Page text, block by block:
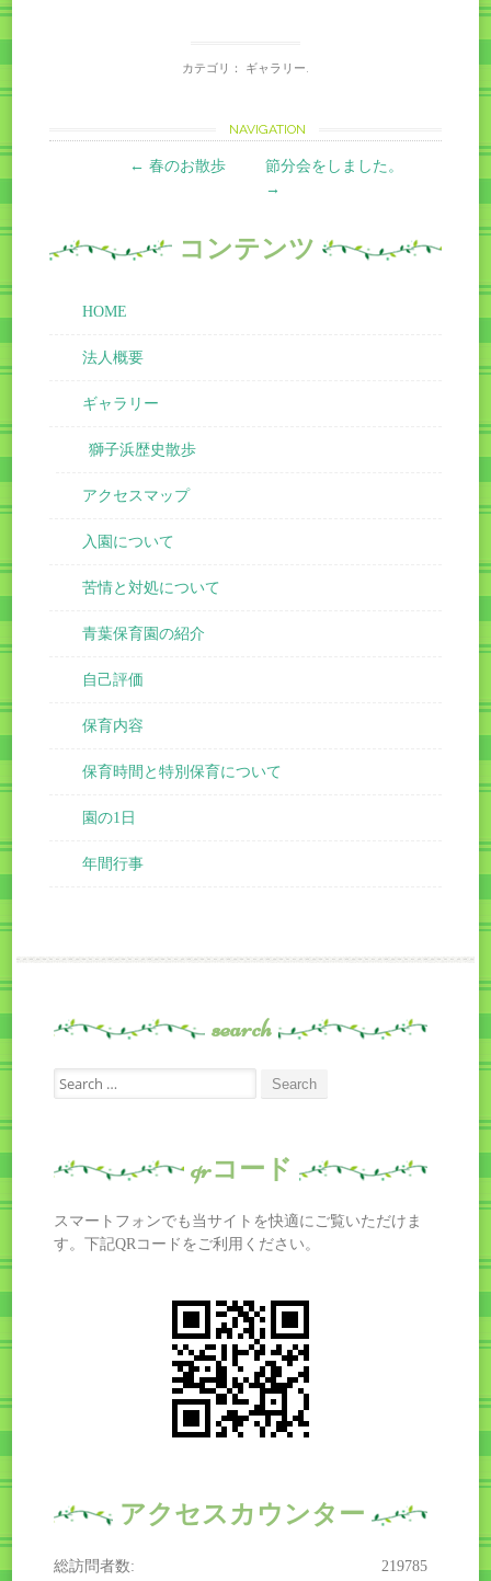
カテゴリ： ギャラリー
Post
navigation
NAVIGATION
← 春のお散歩
節分会をしました。
→
コンテンツ
HOME
法人概要
ギャラリー
獅子浜歴史散歩
アクセスマップ
入園について
苦情と対処について
青葉保育園の紹介
自己評価
保育内容
保育時間と特別保育について
園の1日
年間行事
search
Search
for:
qrコード
スマートフォンでも当サイトを快適にご覧いただけま
す。下記QRコードをご利用ください。
アクセスカウンター
219785
総訪問者数: